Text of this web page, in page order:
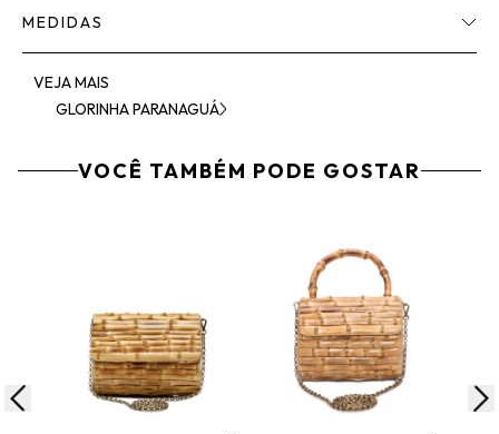
MEDIDAS
VEJA MAIS
GLORINHA PARANAGUÁ
VOCÊ TAMBÉM PODE GOSTAR
ADICIONAR AO CARRINHO ADICIONAR AO CARRINHO